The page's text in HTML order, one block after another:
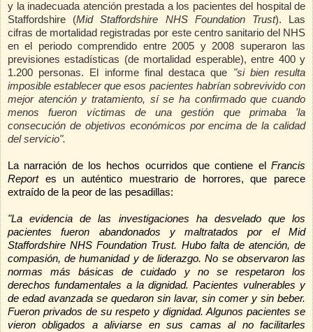
y la inadecuada atención prestada a los pacientes del hospital de
Staffordshire (Mid Staffordshire NHS Foundation Trust). Las
cifras de mortalidad registradas por este centro sanitario del NHS
en el periodo comprendido entre 2005 y 2008 superaron las
previsiones estadísticas (de mortalidad esperable), entre 400 y
1.200 personas. El informe final destaca que "si bien resulta
imposible establecer que esos pacientes habrían sobrevivido con
mejor atención y tratamiento, sí se ha confirmado que cuando
menos fueron víctimas de una gestión que primaba 'la
consecución de objetivos económicos por encima de la calidad
del servicio".
La narración de los hechos ocurridos que contiene el Francis
Report es un auténtico muestrario de horrores, que parece
extraído de la peor de las pesadillas:
"La evidencia de las investigaciones ha desvelado que los
pacientes fueron abandonados y maltratados por el Mid
Staffordshire NHS Foundation Trust. Hubo falta de atención, de
compasión, de humanidad y de liderazgo. No se observaron las
normas más básicas de cuidado y no se respetaron los
derechos fundamentales a la dignidad. Pacientes vulnerables y
de edad avanzada se quedaron sin lavar, sin comer y sin beber.
Fueron privados de su respeto y dignidad. Algunos pacientes se
vieron obligados a aliviarse en sus camas al no facilitarles